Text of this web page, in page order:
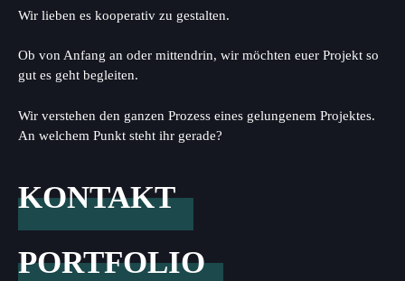
Wir lieben es kooperativ zu gestalten.
Ob von Anfang an oder mittendrin, wir möchten euer Projekt so
gut es geht begleiten.
Wir verstehen den ganzen Prozess eines gelungenem Projektes.
An welchem Punkt steht ihr gerade?
KONTAKT
PORTFOLIO